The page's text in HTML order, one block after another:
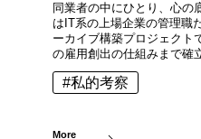
同業者の中にひとり、心の
はIT系の上場企業の管理職
ーカイブ構築プロジェクト
の雇用創出の仕組みまで確
#私的考察
More